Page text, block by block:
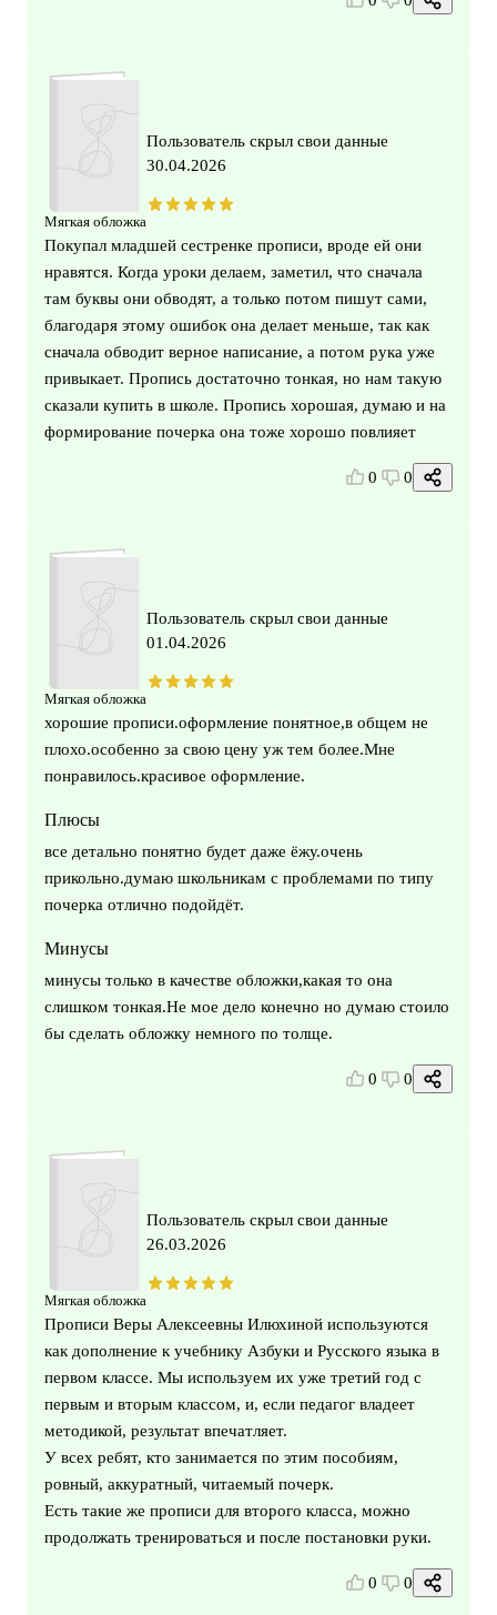
Мягкая обложка
Пользователь скрыл свои данные
30.04.2026
Покупал младшей сестренке прописи, вроде ей они
нравятся. Когда уроки делаем, заметил, что сначала
там буквы они обводят, а только потом пишут сами,
благодаря этому ошибок она делает меньше, так как
сначала обводит верное написание, а потом рука уже
привыкает. Пропись достаточно тонкая, но нам такую
сказали купить в школе. Пропись хорошая, думаю и на
формирование почерка она тоже хорошо повлияет
0 0
Мягкая обложка
Пользователь скрыл свои данные
01.04.2026
хорошие прописи.оформление понятное,в общем не
плохо.особенно за свою цену уж тем более.Мне
понравилось.красивое оформление.
Плюсы
все детально понятно будет даже ёжу.очень
прикольно.думаю школьникам с проблемами по типу
почерка отлично подойдёт.
Минусы
минусы только в качестве обложки,какая то она
слишком тонкая.Не мое дело конечно но думаю стоило
бы сделать обложку немного по толще.
0 0
Мягкая обложка
Пользователь скрыл свои данные
26.03.2026
Прописи Веры Алексеевны Илюхиной используются
как дополнение к учебнику Азбуки и Русского языка в
первом классе. Мы используем их уже третий год с
первым и вторым классом, и, если педагог владеет
методикой, результат впечатляет.
У всех ребят, кто занимается по этим пособиям,
ровный, аккуратный, читаемый почерк.
Есть такие же прописи для второго класса, можно
продолжать тренироваться и после постановки руки.
0 0